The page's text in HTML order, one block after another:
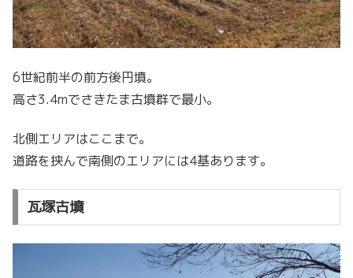
6世紀前半の前方後円墳。
高さ3.4mでさきたま古墳群で最小。
北側エリアはここまで。
道路を挟んで南側のエリアには4基あります。
瓦塚古墳